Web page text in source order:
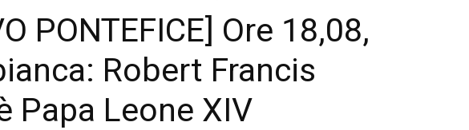
PONTEFICE] Ore 18,08,
Robert Francis
Papa Leone XIV